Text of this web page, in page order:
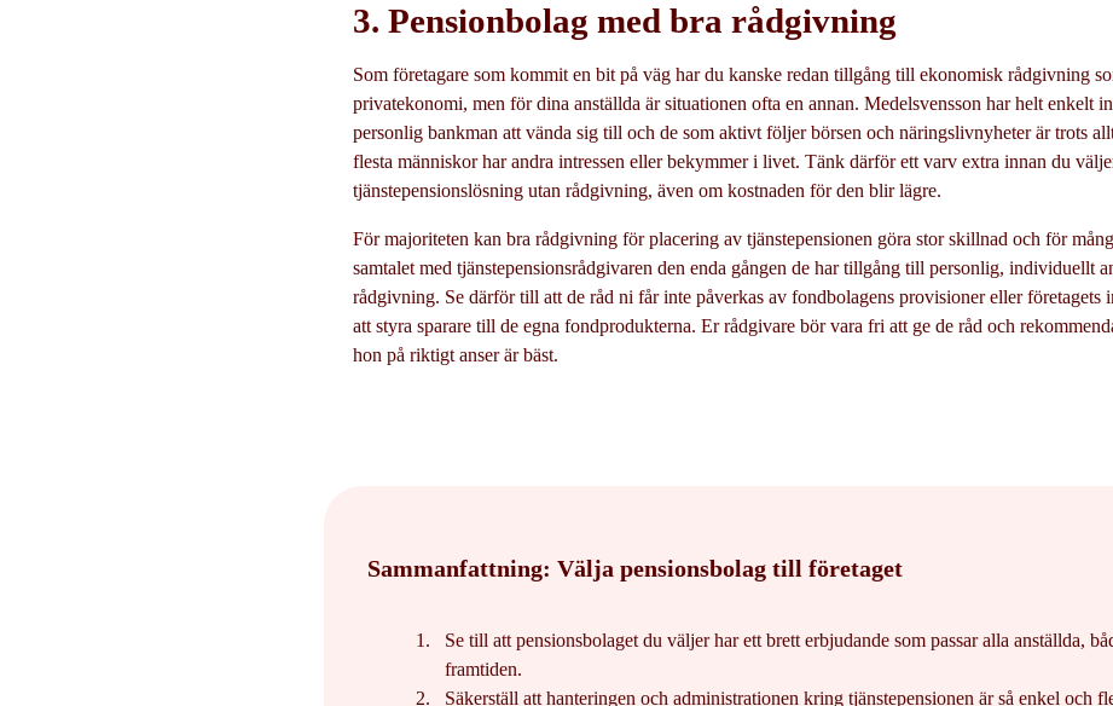
3. Pensionbolag med bra rådgivning
Som företagare som kommit en bit på väg har du kanske redan tillgång till ekonomisk rådgivning
privatekonomi, men för dina anställda är situationen ofta en annan. Medelsvensson har helt enkelt
personlig bankman att vända sig till och de som aktivt följer börsen och näringslivnyheter är trots
flesta människor har andra intressen eller bekymmer i livet. Tänk därför ett varv extra innan du
tjänstepensionslösning utan rådgivning, även om kostnaden för den blir lägre.
För majoriteten kan bra rådgivning för placering av tjänstepensionen göra stor skillnad och för
samtalet med tjänstepensionsrådgivaren den enda gången de har tillgång till personlig, individuellt
rådgivning. Se därför till att de råd ni får inte påverkas av fondbolagens provisioner eller företagets
att styra sparare till de egna fondprodukterna. Er rådgivare bör vara fri att ge de råd och
hon på riktigt anser är bäst.
Sammanfattning: Välja pensionsbolag till företaget
Se till att pensionsbolaget du väljer har ett brett erbjudande som passar alla anställda,
framtiden.
Säkerställ att hanteringen och administrationen kring tjänstepensionen är så enkel och